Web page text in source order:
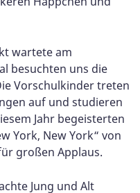
wartete am
besuchten uns die
Vorschulkinder treten
auf und studieren
Jahr begeisterten
York, New York“ von
großen Applaus.
Jung und Alt